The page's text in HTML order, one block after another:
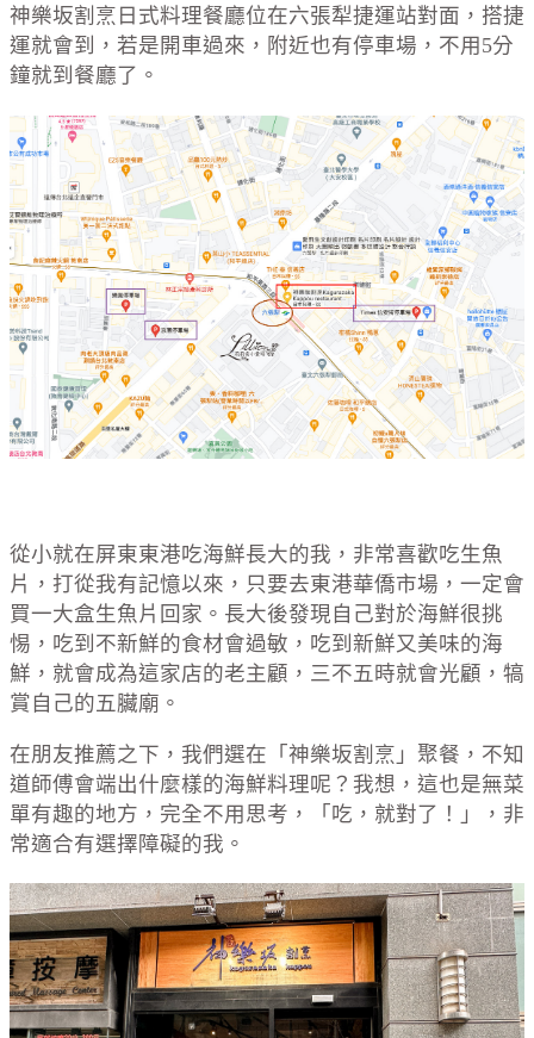
神樂坂割烹日式料理餐廳位在六張犁捷運站對面，搭捷
運就會到，若是開車過來，附近也有停車場，不用5分
鐘就到餐廳了。
從小就在屏東東港吃海鮮長大的我，非常喜歡吃生魚
片，打從我有記憶以來，只要去東港華僑市場，一定會
買一大盒生魚片回家。長大後發現自己對於海鮮很挑
惕，吃到不新鮮的食材會過敏，吃到新鮮又美味的海
鮮，就會成為這家店的老主顧，三不五時就會光顧，犒
賞自己的五臟廟。
在朋友推薦之下，我們選在「神樂坂割烹」聚餐，不知
道師傅會端出什麼樣的海鮮料理呢？我想，這也是無菜
單有趣的地方，完全不用思考，「吃，就對了！」，非
常適合有選擇障礙的我。